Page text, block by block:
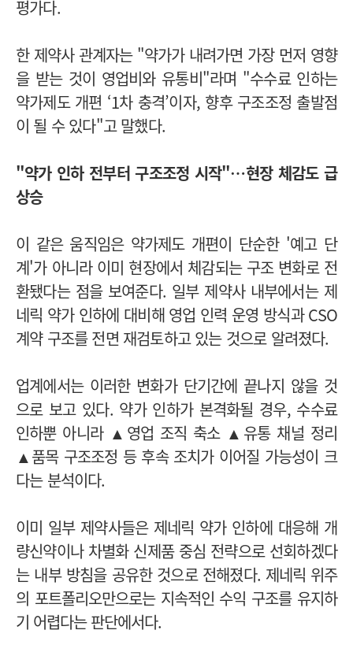
평가다.
한 제약사 관계자는 "약가가 내려가면 가장 먼저 영향
을 받는 것이 영업비와 유통비"라며 "수수료 인하는
약가제도 개편 ‘1차 충격’이자, 향후 구조조정 출발점
이 될 수 있다"고 말했다.
"약가 인하 전부터 구조조정 시작"…현장 체감도 급
상승
이 같은 움직임은 약가제도 개편이 단순한 '예고 단
계'가 아니라 이미 현장에서 체감되는 구조 변화로 전
환됐다는 점을 보여준다. 일부 제약사 내부에서는 제
네릭 약가 인하에 대비해 영업 인력 운영 방식과 CSO
계약 구조를 전면 재검토하고 있는 것으로 알려졌다.
업계에서는 이러한 변화가 단기간에 끝나지 않을 것
으로 보고 있다. 약가 인하가 본격화될 경우, 수수료
인하뿐 아니라 ▲영업 조직 축소 ▲유통 채널 정리
▲품목 구조조정 등 후속 조치가 이어질 가능성이 크
다는 분석이다.
이미 일부 제약사들은 제네릭 약가 인하에 대응해 개
량신약이나 차별화 신제품 중심 전략으로 선회하겠다
는 내부 방침을 공유한 것으로 전해졌다. 제네릭 위주
의 포트폴리오만으로는 지속적인 수익 구조를 유지하
기 어렵다는 판단에서다.